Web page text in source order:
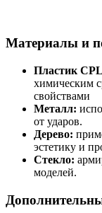
Материалы и
Пластик
химическим
свойствами
Металл:
от ударов.
Дерево:
эстетику и
Стекло:
моделей.